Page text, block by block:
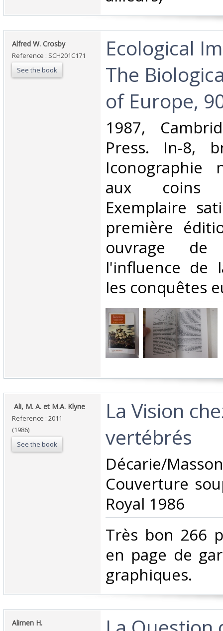
‎Alfred W. Crosby‎
Reference : SCH201C171
See the book
‎Ecological
The
of Europe,
‎1987,
Press. In-8,
Iconographie
aux coins
Exemplaire
première
ouvrage
l'influence de
les conquêtes
‎ Ali, M. A. et M.A. Klyne‎
Reference : 2011
(1986)
See the book
‎La Vision
vertébrés‎
‎Décarie/
Couverture
Royal 1986 ‎
‎Très bon 266
en page de
graphiques.‎
‎Alimen H.‎